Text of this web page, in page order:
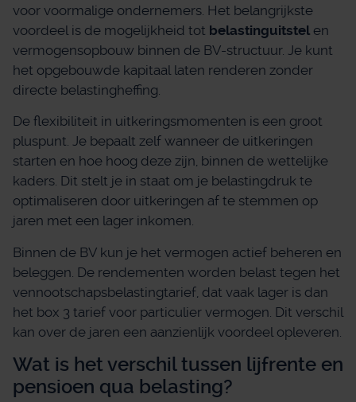
voor voormalige ondernemers. Het belangrijkste
voordeel is de mogelijkheid tot belastinguitstel en
vermogensopbouw binnen de BV-structuur. Je kunt
het opgebouwde kapitaal laten renderen zonder
directe belastingheffing.
De flexibiliteit in uitkeringsmomenten is een groot
pluspunt. Je bepaalt zelf wanneer de uitkeringen
starten en hoe hoog deze zijn, binnen de wettelijke
kaders. Dit stelt je in staat om je belastingdruk te
optimaliseren door uitkeringen af te stemmen op
jaren met een lager inkomen.
Binnen de BV kun je het vermogen actief beheren en
beleggen. De rendementen worden belast tegen het
vennootschapsbelastingtarief, dat vaak lager is dan
het box 3 tarief voor particulier vermogen. Dit verschil
kan over de jaren een aanzienlijk voordeel opleveren.
Wat is het verschil tussen lijfrente en
pensioen qua belasting?